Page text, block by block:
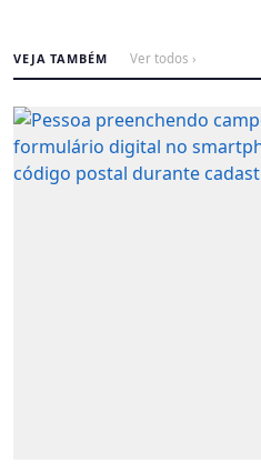
VEJA TAMBÉM Ver todos ›